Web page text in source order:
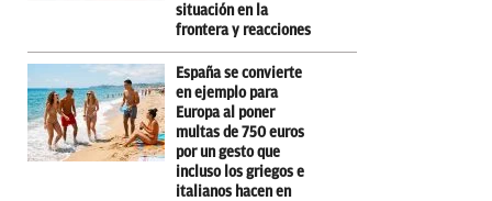
situación en la
frontera y reacciones
España se convierte
en ejemplo para
Europa al poner
multas de 750 euros
por un gesto que
incluso los griegos e
italianos hacen en